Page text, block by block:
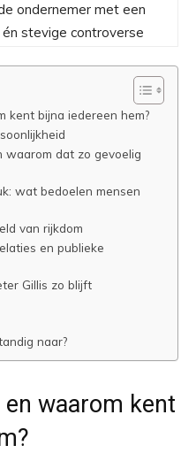
ondernemer met een
stevige controverse
kent bijna iedereen hem?
waarom dat zo gevoelig
wat bedoelen mensen
van rijkdom
en publieke
Gillis zo blijft
naar?
waarom kent